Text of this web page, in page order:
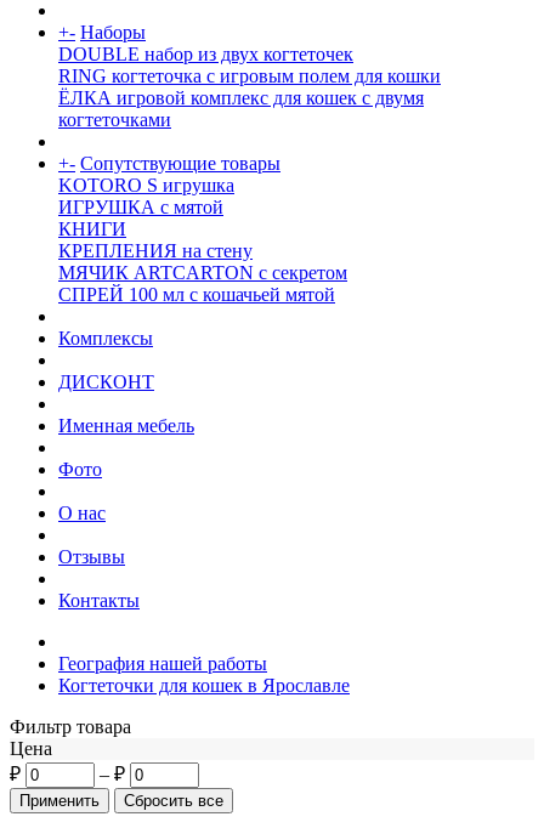
+- Наборы
DOUBLE набор из двух когтеточек
RING когтеточка c игровым полем для кошки
ЁЛКА игровой комплекс для кошек с двумя
когтеточками
+- Сопутствующие товары
KOTORO S игрушка
ИГРУШКА с мятой
КНИГИ
КРЕПЛЕНИЯ на стену
МЯЧИК ARTCARTON с секретом
СПРЕЙ 100 мл с кошачьей мятой
Комплексы
ДИСКОНТ
Именная мебель
Фото
О нас
Отзывы
Контакты
География нашей работы
Когтеточки для кошек в Ярославле
Фильтр товара
Цена
₽
– ₽